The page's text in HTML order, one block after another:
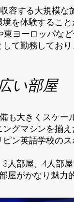
容する大規模な
を体験するこ
ヨーロッパな
て勤務しており
い部屋
も大きくスケー
グマシンを揃
ン英語学校の
人部屋、4人部
屋がかなり魅力的